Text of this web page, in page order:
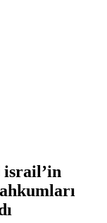
israil’in